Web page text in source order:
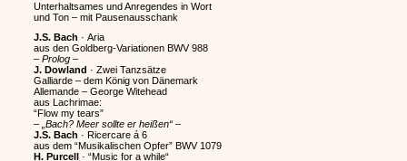
Unterhaltsames und Anregendes in Wort
und Ton – mit Pausenausschank
J.S. Bach · Aria
aus den Goldberg-Variationen BWV 988
– Prolog–
J. Dowland · Zwei Tanzsätze
Galliarde – dem König von Dänemark
Allemande – George Witehead
aus Lachrimae:
“Flow my tears”
– „Bach? Meer sollte er heißen“–
J.S. Bach · Ricercare á 6
aus dem “Musikalischen Opfer” BWV 1079
H. Purcell· “Music for a while“